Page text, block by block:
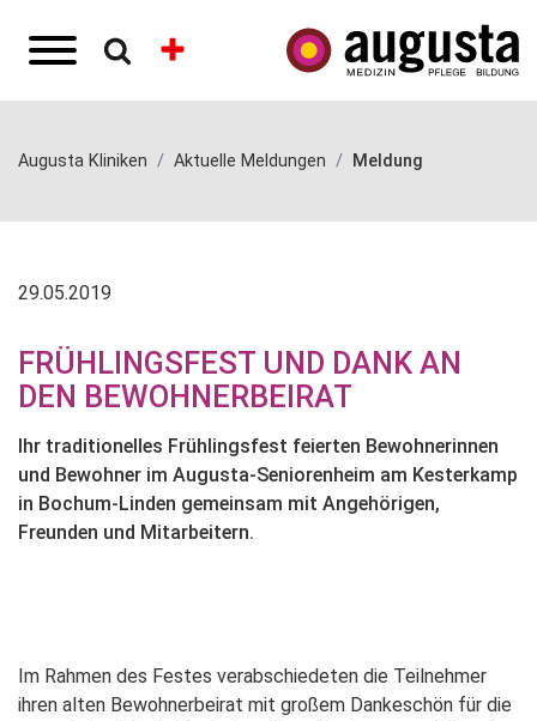
Augusta Kliniken Aktuelle Meldungen Meldung
29.05.2019
FRÜHLINGSFEST UND DANK AN
DEN BEWOHNERBEIRAT
Ihr traditionelles Frühlingsfest feierten Bewohnerinnen
und Bewohner im Augusta-Seniorenheim am Kesterkamp
in Bochum-Linden gemeinsam mit Angehörigen,
Freunden und Mitarbeitern.
Im Rahmen des Festes verabschiedeten die Teilnehmer
ihren alten Bewohnerbeirat mit großem Dankeschön für die